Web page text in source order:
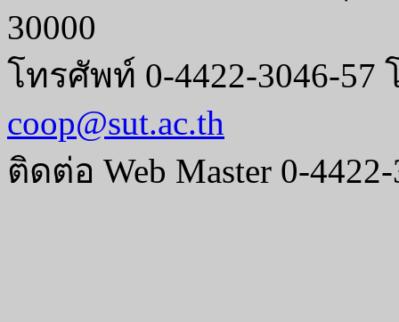
30000
โทรศัพท์ 0-4422-3046-57
coop@sut.ac.th
ติดต่อ Web Master 0-